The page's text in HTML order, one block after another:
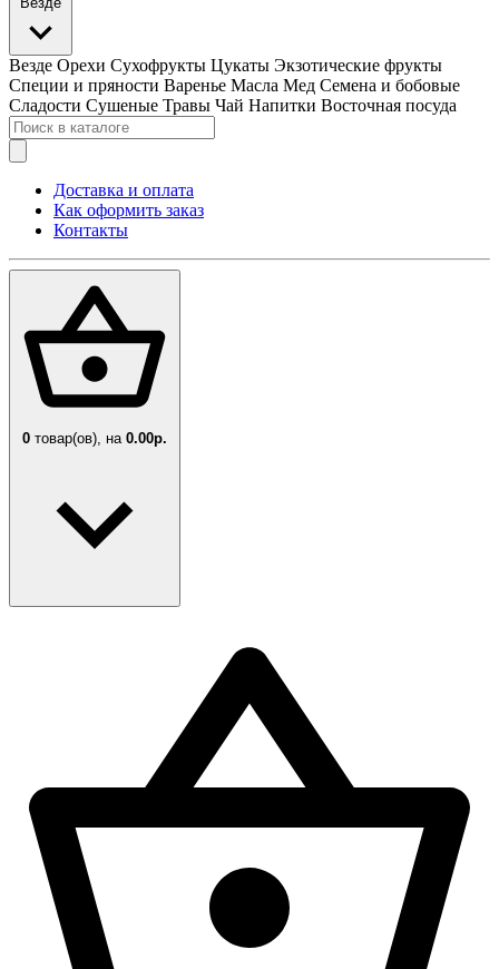
Везде Орехи Сухофрукты Цукаты Экзотические фрукты
Специи и пряности Варенье Масла Мед Семена и бобовые
Сладости Сушеные Травы Чай Напитки Восточная посуда
Доставка и оплата
Как оформить заказ
Контакты
0 товар(ов), на 0.00р.